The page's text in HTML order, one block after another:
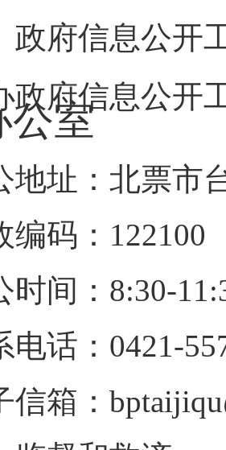
政府信息公开
政府信息公开
公室
地址：北票市
编码：122100
时间：8:30-
电话：0421-
信箱：